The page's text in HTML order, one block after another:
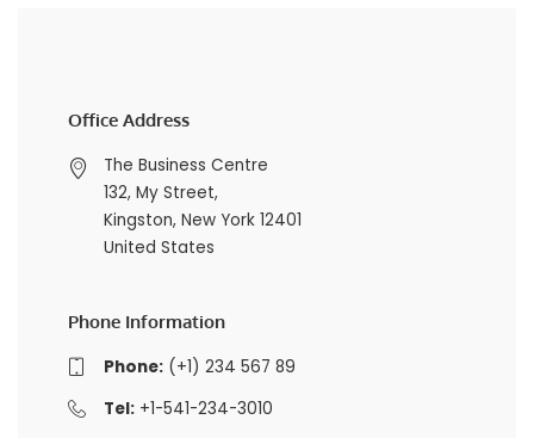
Office Address
The Business Centre
132, My Street,
Kingston, New York 12401
United States
Phone Information
Phone:(+1) 234 567 89
Tel:+1-541-234-3010